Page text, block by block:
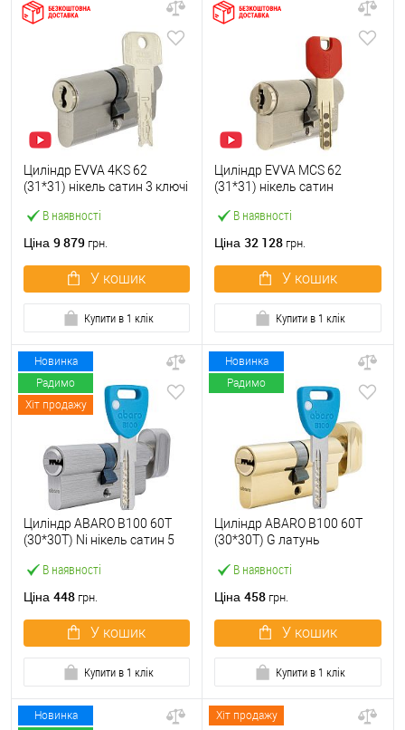
В наявності
Циліндр EVVA 4KS 62
(31*31) нікель сатин 3 ключі
Ціна 9 879 грн.
У кошик
Купити в 1 клік
В наявності
Циліндр EVVA MCS 62
(31*31) нікель сатин
Ціна 32 128 грн.
У кошик
Купити в 1 клік
Новинка
Радимо
Хіт продажу
В наявності
Циліндр ABARO B100 60T
(30*30T) Ni нікель сатин 5
Ціна 448 грн.
У кошик
Купити в 1 клік
Новинка
Радимо
В наявності
Циліндр ABARO B100 60T
(30*30T) G латунь
Ціна 458 грн.
У кошик
Купити в 1 клік
Новинка
Хіт продажу